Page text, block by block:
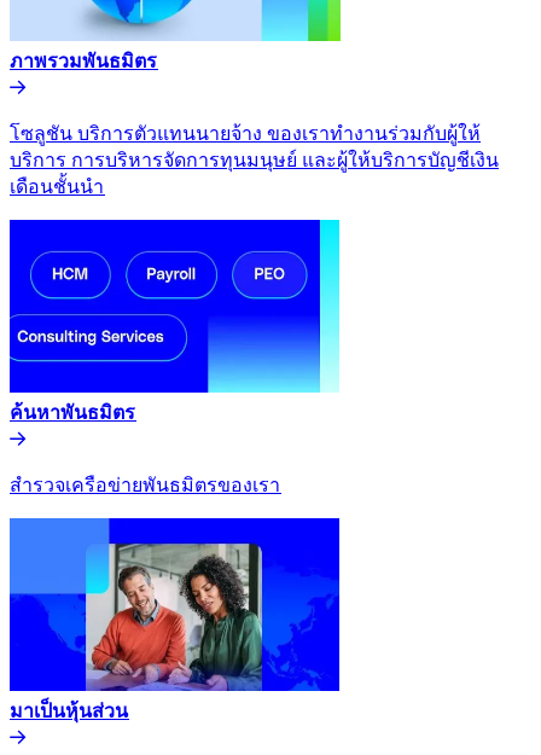
ภาพรวมพันธมิตร​​
โซลูชัน บริการตัวแทนนายจ้าง ของเราทำงานร่วมกับผู้ให้
บริการ การบริหารจัดการทุนมนุษย์ และผู้ให้บริการบัญชีเงิน
เดือนชั้นนำ​​
ค้นหาพันธมิตร​​
สำรวจเครือข่ายพันธมิตรของเรา​​
มาเป็นหุ้นส่วน​​